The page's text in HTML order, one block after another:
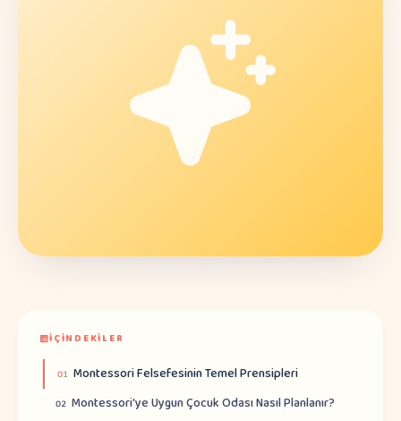
İÇINDEKILER
01 Montessori Felsefesinin Temel Prensipleri
02 Montessori'ye Uygun Çocuk Odası Nasıl Planlanır?